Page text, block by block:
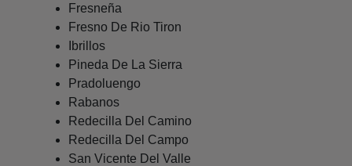
Fresneña
Fresno De Rio Tiron
Ibrillos
Pineda De La Sierra
Pradoluengo
Rabanos
Redecilla Del Camino
Redecilla Del Campo
San Vicente Del Valle